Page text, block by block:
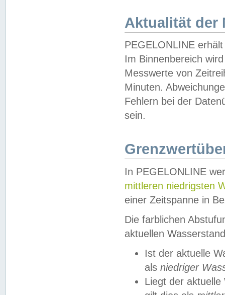
Aktualität der
PEGELONLINE
Im Binnenbereich
Messwerte von
Minuten.
Fehlern bei der
sein.
In PEGELONLINE
mittleren niedrigsten
einer Zeitspanne in
Die farblichen
aktuellen
Ist der aktuelle
als niedriger
Liegt der